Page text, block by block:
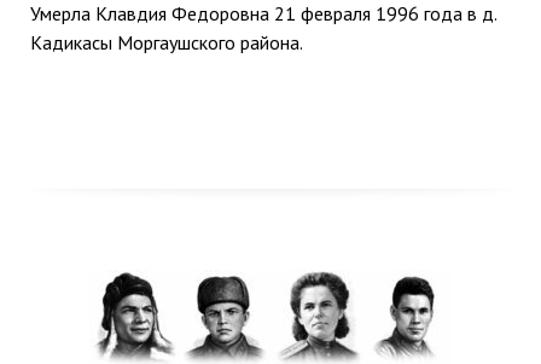
Умерла Клавдия Федоровна 21 февраля 1996 года в д.
Кадикасы Моргаушского района.